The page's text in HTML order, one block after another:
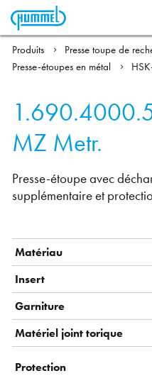
Produits Presse toupe de
Presse-étoupes en métal
MZ Metr.
Presse-étoupe avec
supplémentaire et
Matériau
Insert
Garniture
Matériel joint torique
Protection